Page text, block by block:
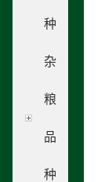
种
杂
粮
品
种